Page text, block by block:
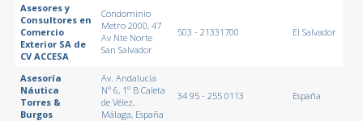
Asesores y
Consultores en
Comercio
Exterior SA de
CV ACCESA
Condominio
Metro 2000, 47
Av Nte Norte
San Salvador
503 - 21331700 El Salvador
Asesoría
Náutica
Torres &
Burgos
Av. Andalucia
Nº 6, 1º B Caleta
de Vélez,
Málaga, España
34 95 - 255 0113 España